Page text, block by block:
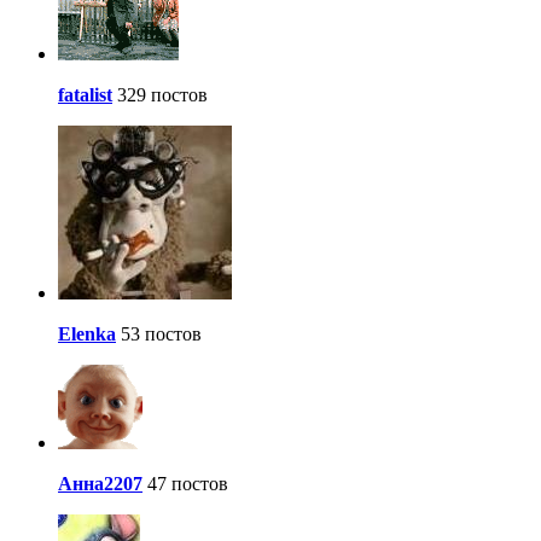
fatalist 329 постов
Elenka 53 постов
Анна2207 47 постов